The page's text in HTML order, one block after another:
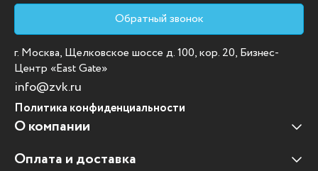
Обратный звонок
г. Москва, Щелковское шоссе д. 100, кор. 20, Бизнес-
Центр «East Gate»
info@zvk.ru
Политика конфиденциальности
О компании
Наши клиенты
Оплата и доставка